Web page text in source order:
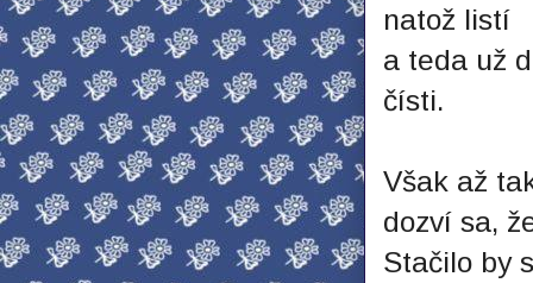
natož listí
a teda už
čísti.
Však až
dozví sa,
Stačilo by